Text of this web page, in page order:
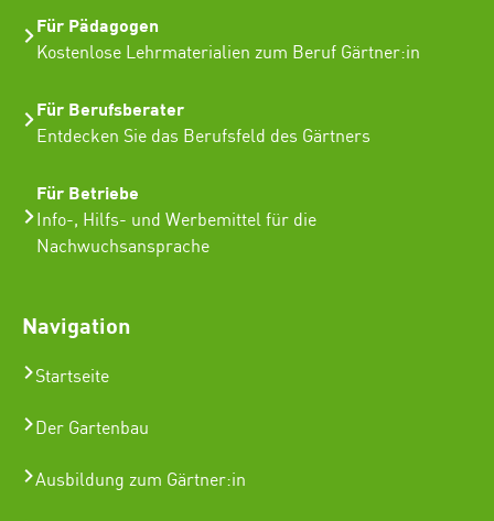
Für Pädagogen
Kostenlose Lehrmaterialien zum Beruf Gärtner:in
Für Berufsberater
Entdecken Sie das Berufsfeld des Gärtners
Für Betriebe
Info-, Hilfs- und Werbemittel für die
Nachwuchsansprache
Navigation
Startseite
Der Gartenbau
Ausbildung zum Gärtner:in